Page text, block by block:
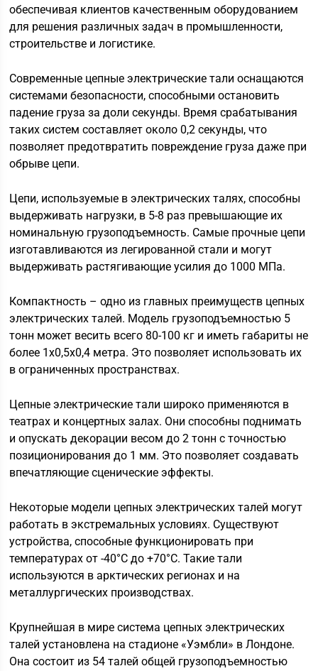
обеспечивая клиентов качественным оборудованием
для решения различных задач в промышленности,
строительстве и логистике.
Современные цепные электрические тали оснащаются
системами безопасности, способными остановить
падение груза за доли секунды. Время срабатывания
таких систем составляет около 0,2 секунды, что
позволяет предотвратить повреждение груза даже при
обрыве цепи.
Цепи, используемые в электрических талях, способны
выдерживать нагрузки, в 5-8 раз превышающие их
номинальную грузоподъемность. Самые прочные цепи
изготавливаются из легированной стали и могут
выдерживать растягивающие усилия до 1000 МПа.
Компактность – одно из главных преимуществ цепных
электрических талей. Модель грузоподъемностью 5
тонн может весить всего 80-100 кг и иметь габариты не
более 1х0,5х0,4 метра. Это позволяет использовать их
в ограниченных пространствах.
Цепные электрические тали широко применяются в
театрах и концертных залах. Они способны поднимать
и опускать декорации весом до 2 тонн с точностью
позиционирования до 1 мм. Это позволяет создавать
впечатляющие сценические эффекты.
Некоторые модели цепных электрических талей могут
работать в экстремальных условиях. Существуют
устройства, способные функционировать при
температурах от -40°C до +70°C. Такие тали
используются в арктических регионах и на
металлургических производствах.
Крупнейшая в мире система цепных электрических
талей установлена на стадионе «Уэмбли» в Лондоне.
Она состоит из 54 талей общей грузоподъемностью